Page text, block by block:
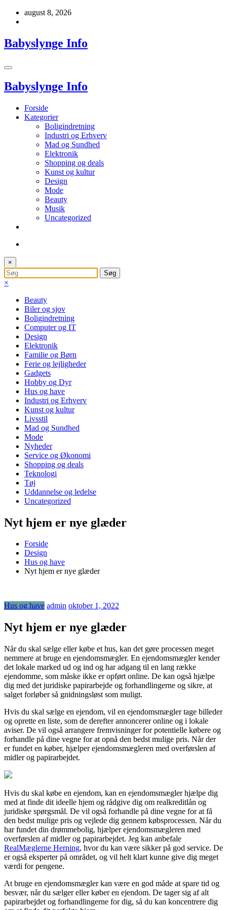
Videreaugust 8, 2026
Babyslynge Info
Babyslynge Info
Forside
Kategorier
Boligindretning
Industri og Erhverv
Mad og Sundhed
Elektronik
Shopping og deals
Kunst og kultur
Design
Mode
Beauty
Musik
Uncategorized
×
×
Beauty
Biler og sjov
Boligindretning
Computer og IT
Design
Elektronik
Familie og Børn
Ferie og lejligheder
Gadgets
Hobby og Dyr
Hus og have
Industri og Erhverv
Kunst og kultur
Livsstil
Mad og Sundhed
Mode
Nyheder
Service og Økonomi
Shopping og deals
Teknologi
Tøj
Uddannelse og ledelse
Uncategorized
Nyt hjem er nye glæder
Forside
Design
Hus og have
Nyt hjem er nye glæder
Hus og have admin oktober 1, 2022
Nyt hjem er nye glæder
Når du skal sælge eller købe et hus, kan det gøre processen meget
nemmere at bruge en ejendomsmægler. En ejendomsmægler kender
det lokale marked ud og ind og har adgang til en lang række
ejendomme, som måske ikke er opført online. De kan også hjælpe
dig med det juridiske papirarbejde og forhandlingerne og sikre, at
salget forløber så gnidningsløst som muligt.
Hvis du skal sælge en ejendom, vil en ejendomsmægler tage billeder
og oprette en liste, som de derefter annoncerer online og i lokale
aviser. De vil også arrangere fremvisninger for potentielle købere og
forhandle på dine vegne for at opnå den bedst mulige pris. Når der
er fundet en køber, hjælper ejendomsmægleren med overførslen af
midler og papirarbejdet.
Hvis du skal købe en ejendom, kan en ejendomsmægler hjælpe dig
med at finde dit ideelle hjem og rådgive dig om realkreditlån og
juridiske spørgsmål. De vil også forhandle på dine vegne for at få
den bedst mulige pris og vejlede dig gennem købsprocessen. Når du
har fundet din drømmebolig, hjælper ejendomsmægleren med
overførslen af midler og papirarbejdet. Jeg kan anbefale
RealMæglerne Herning, hvor du kan være sikker på god service. De
er også eksperter på området, og vil helt klart kunne give dig meget
værdi for pengene.
At bruge en ejendomsmægler kan være en god måde at spare tid og
besvær, når du sælger eller køber en ejendom. De tager sig af alt
papirarbejdet og forhandlingerne for dig, så du kan koncentrere dig